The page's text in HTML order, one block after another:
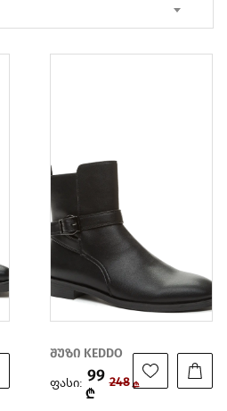
შუზი KEDDO
ფასი: 99
₾
248 ₾